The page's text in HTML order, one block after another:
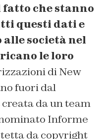
fatto che stanno
questi dati e
società nel
le loro
di New
fuori dal
creata da un team
Informe
da copyright